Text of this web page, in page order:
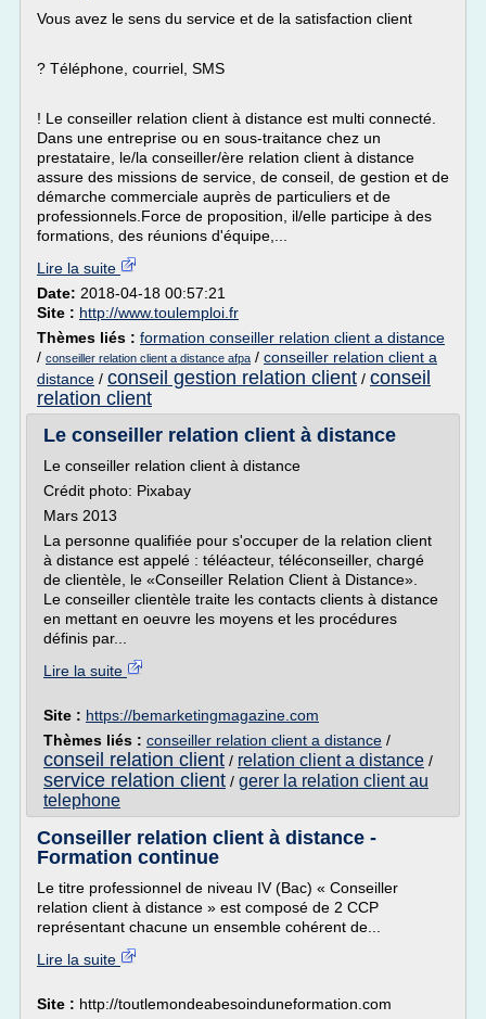
Vous avez le sens du service et de la satisfaction client
? Téléphone, courriel, SMS
! Le conseiller relation client à distance est multi connecté.
Dans une entreprise ou en sous-traitance chez un
prestataire, le/la conseiller/ère relation client à distance
assure des missions de service, de conseil, de gestion et de
démarche commerciale auprès de particuliers et de
professionnels.Force de proposition, il/elle participe à des
formations, des réunions d'équipe,...
Lire la suite
Date: 2018-04-18 00:57:21
Site : http://www.toulemploi.fr
Thèmes liés : formation conseiller relation client a distance
/ conseiller relation client a distance afpa / conseiller relation client a
distance / conseil gestion relation client / conseil
relation client
Le conseiller relation client à distance
Le conseiller relation client à distance
Crédit photo: Pixabay
Mars 2013
La personne qualifiée pour s'occuper de la relation client
à distance est appelé : téléacteur, téléconseiller, chargé
de clientèle, le «Conseiller Relation Client à Distance».
Le conseiller clientèle traite les contacts clients à distance
en mettant en oeuvre les moyens et les procédures
définis par...
Lire la suite
Site : https://bemarketingmagazine.com
Thèmes liés : conseiller relation client a distance /
conseil relation client / relation client a distance /
service relation client / gerer la relation client au
telephone
Conseiller relation client à distance -
Formation continue
Le titre professionnel de niveau IV (Bac) « Conseiller
relation client à distance » est composé de 2 CCP
représentant chacune un ensemble cohérent de...
Lire la suite
Site : http://toutlemondeabesoinduneformation.com